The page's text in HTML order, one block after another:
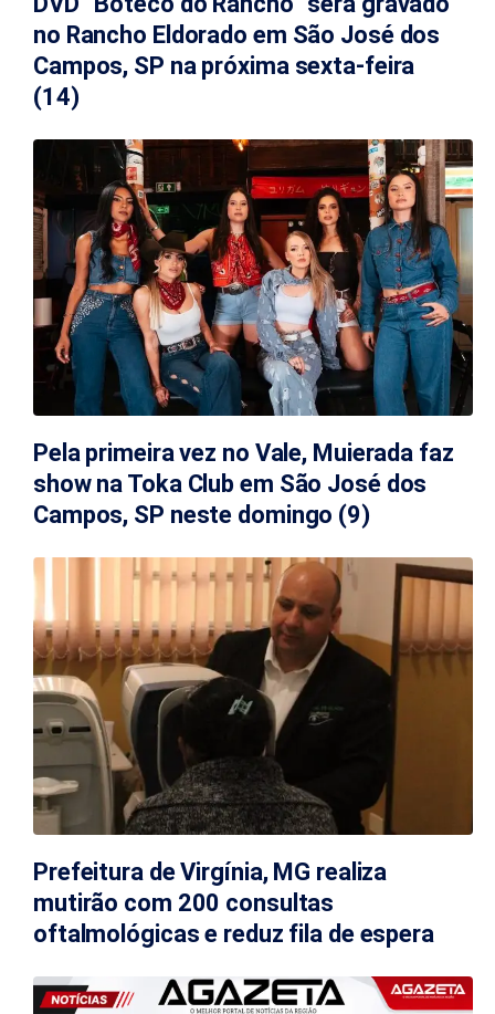
no Rancho Eldorado em São José dos
Campos, SP na próxima sexta-feira
(14)
Pela primeira vez no Vale, Muierada faz
show na Toka Club em São José dos
Campos, SP neste domingo (9)
Prefeitura de Virgínia, MG realiza
mutirão com 200 consultas
oftalmológicas e reduz fila de espera